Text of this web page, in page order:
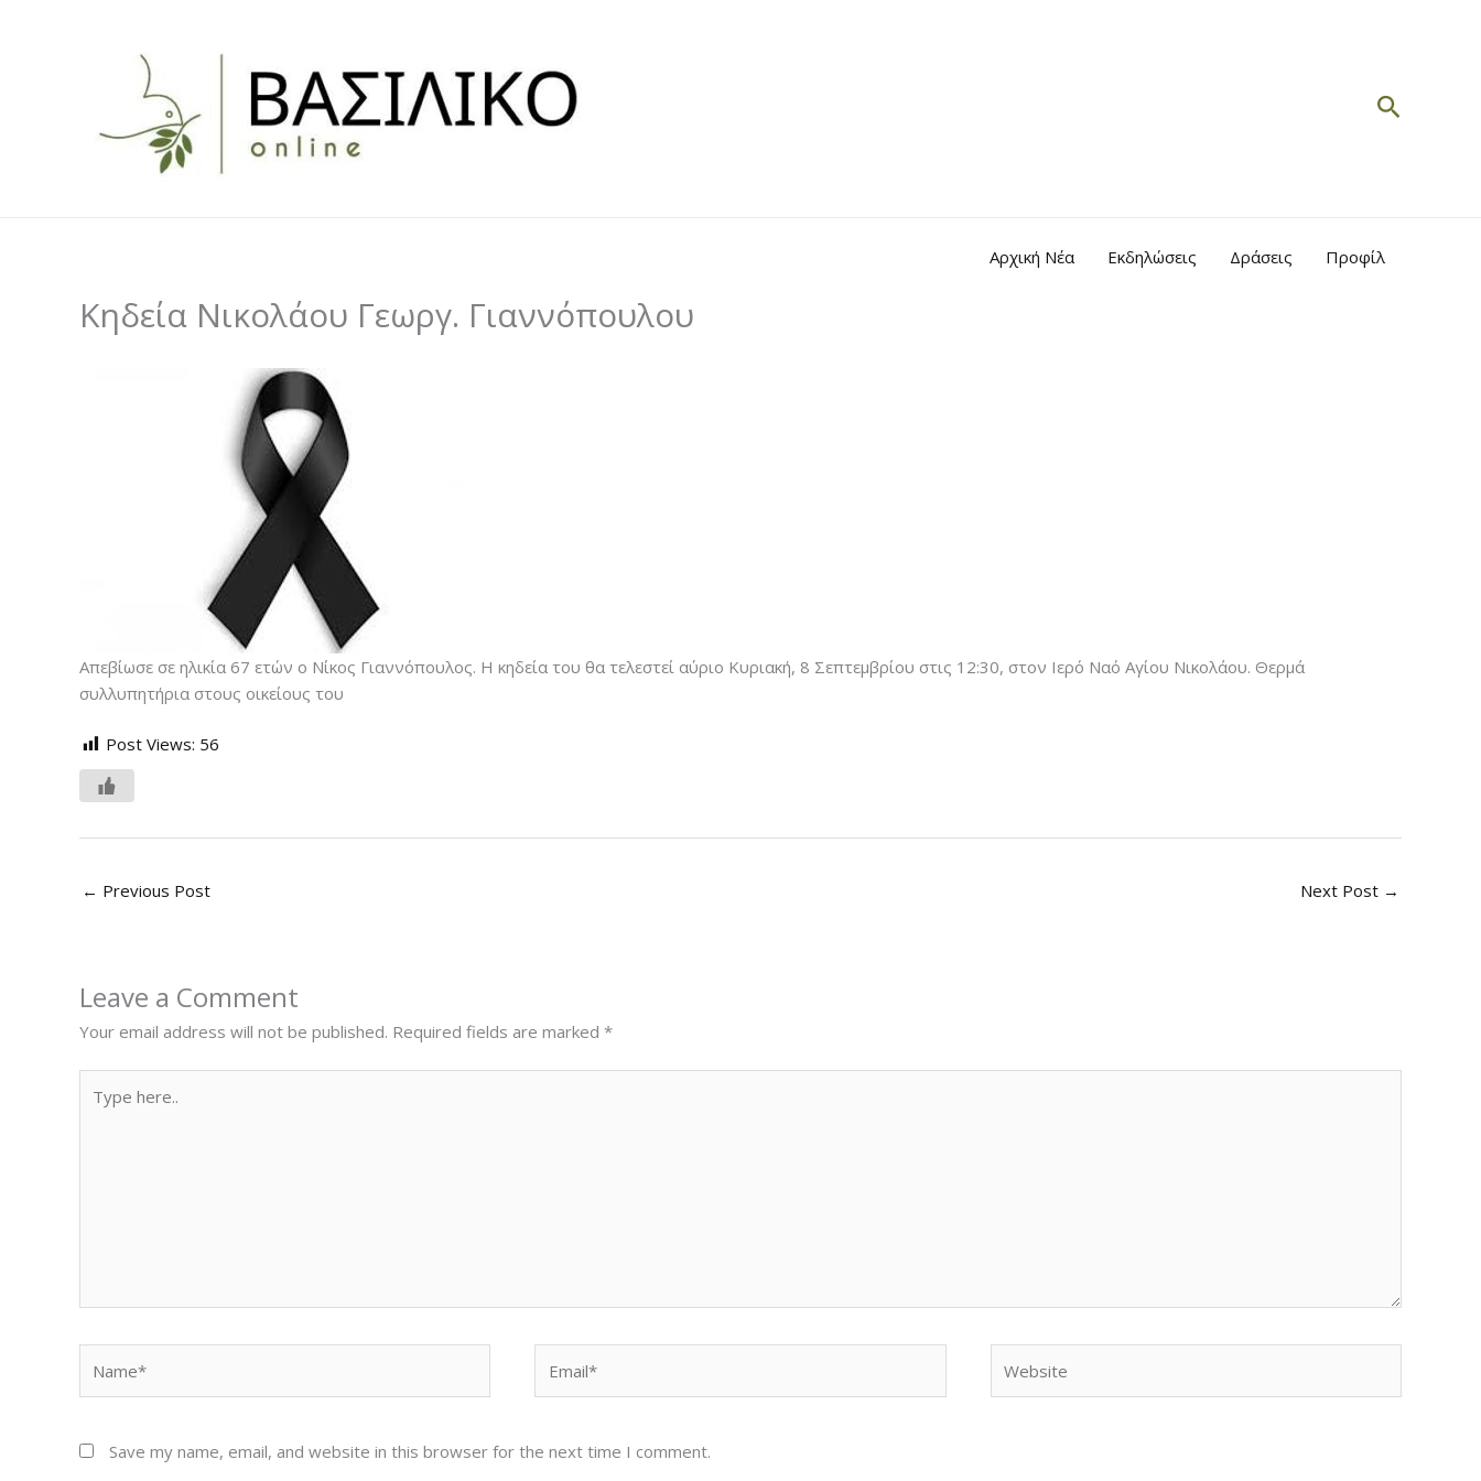
Search
Αρχική Νέα Εκδηλώσεις Δράσεις Προφίλ
Κηδεία Νικολάου Γεωργ. Γιαννόπουλου
Απεβίωσε σε ηλικία 67 ετών ο Νίκος Γιαννόπουλος. Η κηδεία του θα τελεστεί αύριο Κυριακή, 8 Σεπτεμβρίου στις 12:30, στον Ιερό Ναό Αγίου Νικολάου. Θερμά
συλλυπητήρια στους οικείους του
Post Views: 56
← Previous Post Next Post →
Leave a Comment
Your email address will not be published. Required fields are marked *
here..
Save my name, email, and website in this browser for the next time I comment.